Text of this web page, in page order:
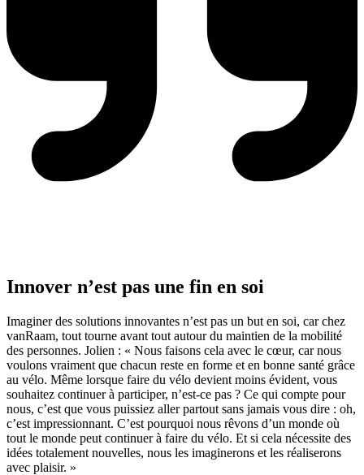
Innover n’est pas une fin en soi
Imaginer des solutions innovantes n’est pas un but en soi, car chez
vanRaam, tout tourne avant tout autour du maintien de la mobilité
des personnes. Jolien : « Nous faisons cela avec le cœur, car nous
voulons vraiment que chacun reste en forme et en bonne santé grâce
au vélo. Même lorsque faire du vélo devient moins évident, vous
souhaitez continuer à participer, n’est-ce pas ? Ce qui compte pour
nous, c’est que vous puissiez aller partout sans jamais vous dire : oh,
c’est impressionnant. C’est pourquoi nous rêvons d’un monde où
tout le monde peut continuer à faire du vélo. Et si cela nécessite des
idées totalement nouvelles, nous les imaginerons et les réaliserons
avec plaisir. »